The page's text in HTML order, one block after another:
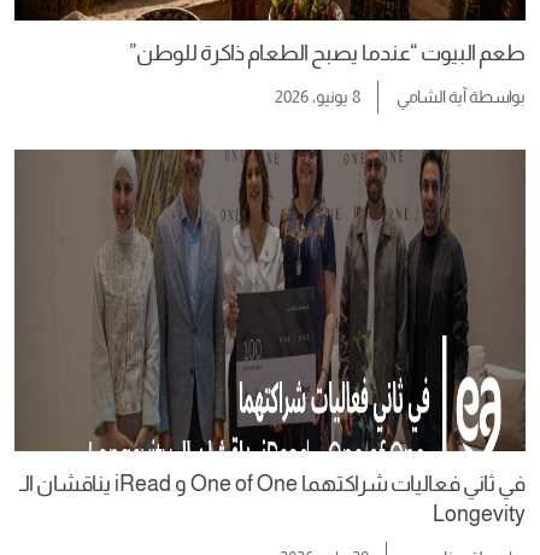
طعم البيوت “عندما يصبح الطعام ذاكرة للوطن”
بواسطةآية الشامي 8 يونيو، 2026
في ثاني فعاليات شراكتهما One of One و iRead يناقشان الـ
Longevity